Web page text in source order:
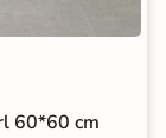
60*60 cm